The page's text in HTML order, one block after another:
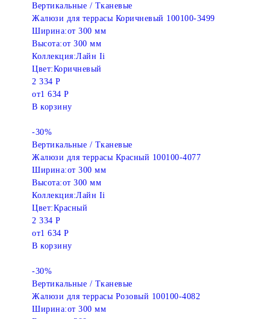
Вертикальные / Тканевые
Жалюзи для террасы Коричневый 100100-3499
Ширина:от 300 мм
Высота:от 300 мм
Коллекция:Лайн Ii
Цвет:Коричневый
2 334 Р
от1 634 Р
В корзину
-30%
Вертикальные / Тканевые
Жалюзи для террасы Красный 100100-4077
Ширина:от 300 мм
Высота:от 300 мм
Коллекция:Лайн Ii
Цвет:Красный
2 334 Р
от1 634 Р
В корзину
-30%
Вертикальные / Тканевые
Жалюзи для террасы Розовый 100100-4082
Ширина:от 300 мм